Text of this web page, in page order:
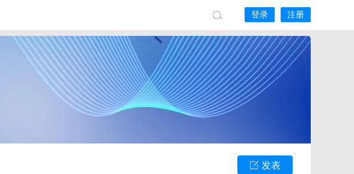
登录 注册
发表